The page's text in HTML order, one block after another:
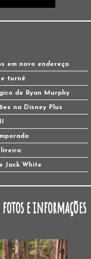
em novo endereço
e turnê
de Ryan Murphy
na Disney Plus
Jack White
fotos e informações